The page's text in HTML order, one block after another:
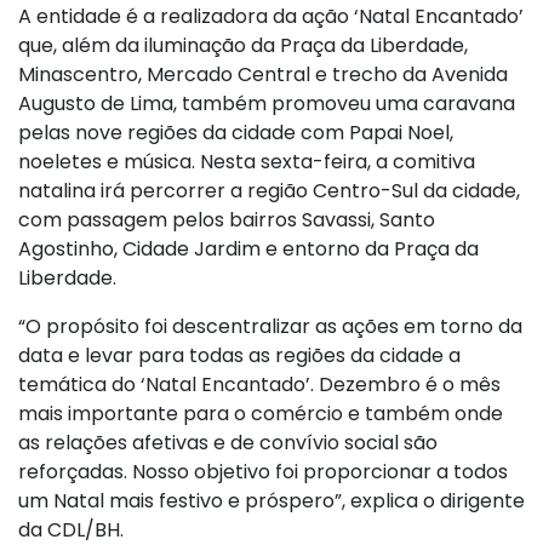
A entidade é a realizadora da ação ‘Natal Encantado’
que, além da iluminação da Praça da Liberdade,
Minascentro, Mercado Central e trecho da Avenida
Augusto de Lima, também promoveu uma caravana
pelas nove regiões da cidade com Papai Noel,
noeletes e música. Nesta sexta-feira, a comitiva
natalina irá percorrer a região Centro-Sul da cidade,
com passagem pelos bairros Savassi, Santo
Agostinho, Cidade Jardim e entorno da Praça da
Liberdade.
“O propósito foi descentralizar as ações em torno da
data e levar para todas as regiões da cidade a
temática do ‘Natal Encantado’. Dezembro é o mês
mais importante para o comércio e também onde
as relações afetivas e de convívio social são
reforçadas. Nosso objetivo foi proporcionar a todos
um Natal mais festivo e próspero”, explica o dirigente
da CDL/BH.